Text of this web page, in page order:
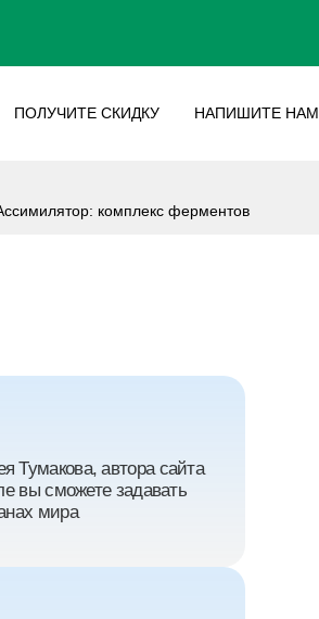
ПОЛУЧИТЕ СКИДКУ НАПИШИТЕ НАМ
комплекс ферментов
Тумакова, автора сайта
вы сможете задавать
мира